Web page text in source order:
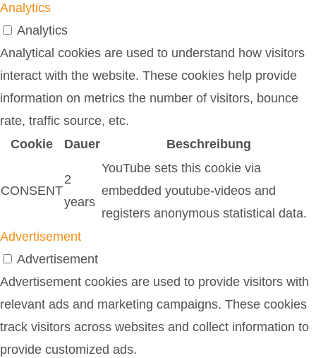
Analytics
Analytics
Analytical cookies are used to understand how visitors
interact with the website. These cookies help provide
information on metrics the number of visitors, bounce
rate, traffic source, etc.
Cookie
Dauer Beschreibung
CONSENT
2
years
YouTube sets this cookie via
embedded youtube-videos and
registers anonymous statistical data.
Advertisement
Advertisement
Advertisement cookies are used to provide visitors with
relevant ads and marketing campaigns. These cookies
track visitors across websites and collect information to
provide customized ads.